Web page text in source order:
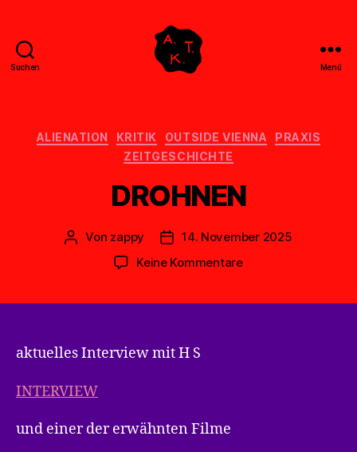
Suchen Menü
Kategorien
ALIENATION KRITIK OUTSIDE VIENNA
PRAXIS
ZEITGESCHICHTE
DROHNEN
Beitragsautor
Von zappy Veröffentlichungsdatum
14. November 2025
Keine Kommentarezu
aktuelles Interview mit H S
INTERVIEW
und einer der erwähnten Filme